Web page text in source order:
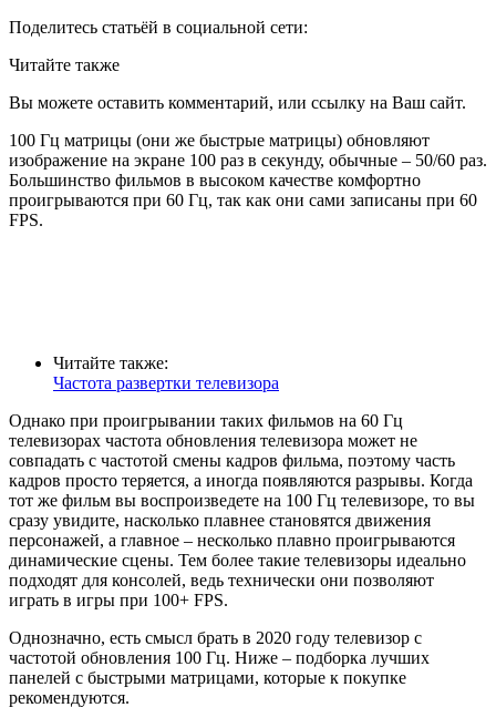
Поделитесь статьёй в социальной сети:
Читайте также
Вы можете оставить комментарий, или ссылку на Ваш сайт.
100 Гц матрицы (они же быстрые матрицы) обновляют
изображение на экране 100 раз в секунду, обычные – 50/60 раз.
Большинство фильмов в высоком качестве комфортно
проигрываются при 60 Гц, так как они сами записаны при 60
FPS.
Читайте также:
Частота развертки телевизора
Однако при проигрывании таких фильмов на 60 Гц
телевизорах частота обновления телевизора может не
совпадать с частотой смены кадров фильма, поэтому часть
кадров просто теряется, а иногда появляются разрывы. Когда
тот же фильм вы воспроизведете на 100 Гц телевизоре, то вы
сразу увидите, насколько плавнее становятся движения
персонажей, а главное – несколько плавно проигрываются
динамические сцены. Тем более такие телевизоры идеально
подходят для консолей, ведь технически они позволяют
играть в игры при 100+ FPS.
Однозначно, есть смысл брать в 2020 году телевизор с
частотой обновления 100 Гц. Ниже – подборка лучших
панелей с быстрыми матрицами, которые к покупке
рекомендуются.